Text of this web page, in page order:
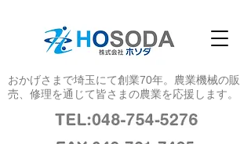
おかげさまで埼玉にて創業70年。農業機械の販
売、修理を通じて皆さまの農業を応援します。​​